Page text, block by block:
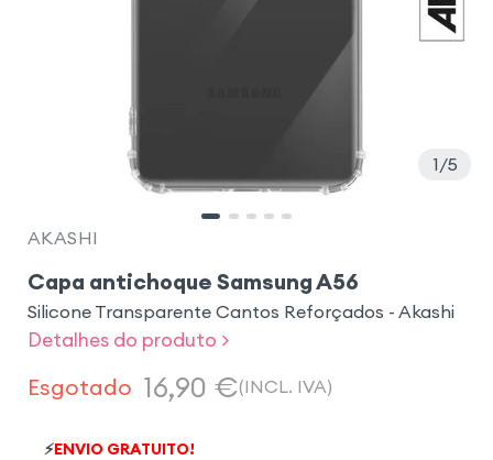
1 5
AKASHI
Capa antichoque Samsung A56
Silicone Transparente Cantos Reforçados - Akashi
Detalhes do produto >
Esgotado 16,90 €(INCL. IVA)
⚡ENVIO GRATUITO!